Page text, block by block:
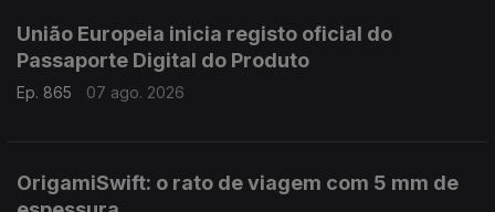
União Europeia inicia registo oficial do
Passaporte Digital do Produto
Ep. 865 07 ago. 2026
OrigamiSwift: o rato de viagem com 5 mm de